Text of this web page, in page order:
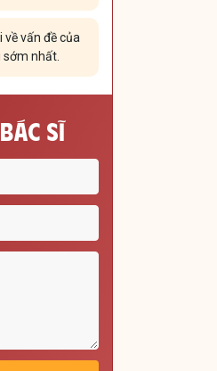
về vấn đề của
sớm nhất.
Sĩ